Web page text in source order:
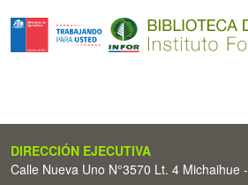
DIRECCIÓN EJECUTIVA
Calle Nueva Uno N°3570 Lt. 4 Michaihue -